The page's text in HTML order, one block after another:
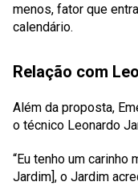
menos, fator que
calendário.
Relação com
Além da proposta,
o técnico Leonardo
“Eu tenho um
Jardim], o Jardim